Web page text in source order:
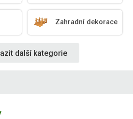
Zahradní dekorace
další kategorie